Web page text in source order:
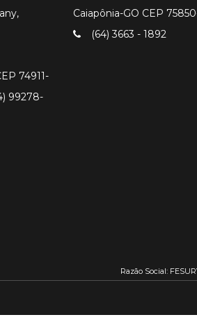
74911-
99278-
Caiapônia-GO CEP
(64) 3663 - 1892
Razão Social: